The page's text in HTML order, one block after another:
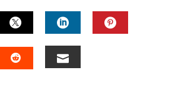
TWITTERLINKEDIN